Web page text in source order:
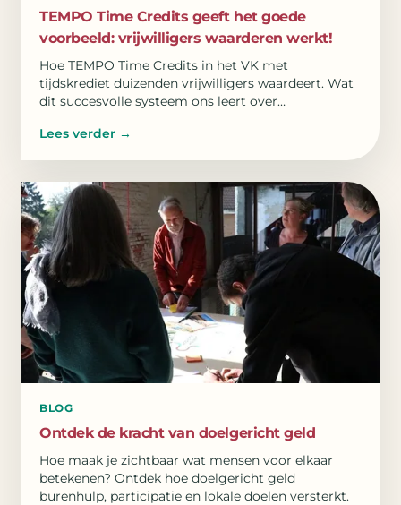
TEMPO Time Credits geeft het goede
voorbeeld: vrijwilligers waarderen werkt!
Hoe TEMPO Time Credits in het VK met
tijdskrediet duizenden vrijwilligers waardeert. Wat
dit succesvolle systeem ons leert over
Lees verder →
BLOG
Ontdek de kracht van doelgericht geld
Hoe maak je zichtbaar wat mensen voor elkaar
betekenen? Ontdek hoe doelgericht geld
burenhulp, participatie en lokale doelen versterkt.